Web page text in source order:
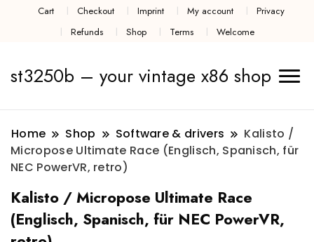
Cart Checkout Imprint My account
Privacy
Refunds
Shop Terms Welcome
st3250b – your vintage x86 shop
Home Shop Software & drivers
Kalisto /
Micropose Ultimate Race (Englisch, Spanisch, für
NEC PowerVR, retro)
Kalisto / Micropose Ultimate Race
(Englisch, Spanisch, für NEC PowerVR,